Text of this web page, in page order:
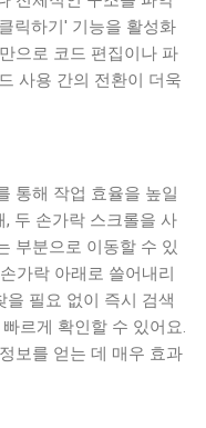
릭하기' 기능을 활성화
으로 코드 편집이나 파
사용 간의 전환이 더욱
통해 작업 효율을 높일
두 손가락 스크롤을 사
부분으로 이동할 수 있
가락 아래로 쓸어내리
을 필요 없이 즉시 검색
르게 확인할 수 있어요.
보를 얻는 데 매우 효과